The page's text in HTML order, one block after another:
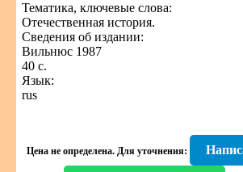
Тематика, ключевые слова:
Отечественная история.
Сведения об издании:
Вильнюс 1987
40 с.
Язык:
rus
Цена не определена. Для уточнения: